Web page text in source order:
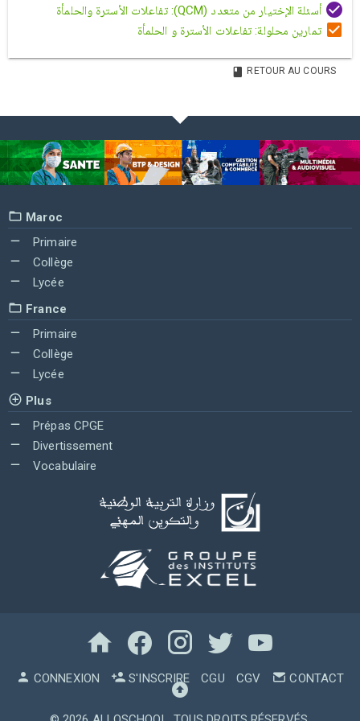
أسئلة الإختيار من متعدد (QCM): تفاعلات الأسترة والحلمأة
تمارين محلولة: تفاعلات الأسترة و الحلمأة
RETOUR AU COURS
Maroc
Primaire
Collège
Lycée
France
Primaire
Collège
Lycée
Plus
Prépas CPGE
Divertissement
Vocabulaire
CONNEXION S'INSCRIRE CGU CGV CONTACT